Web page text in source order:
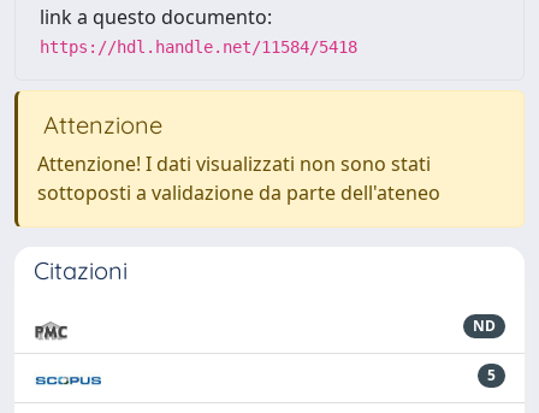
link a questo documento:
https://hdl.handle.net/11584/5418
Attenzione
Attenzione! I dati visualizzati non sono stati
sottoposti a validazione da parte dell'ateneo
Citazioni
ND
5